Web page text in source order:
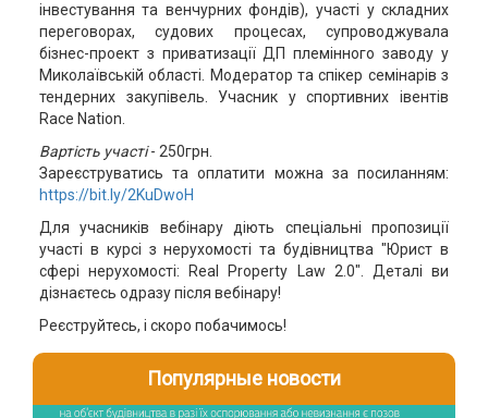
інвестування та венчурних фондів), участі у складних
переговорах, судових процесах, супроводжувала
бізнес-проект з приватизації ДП племінного заводу у
Миколаївській області. Модератор та спікер семінарів з
тендерних закупівель. Учасник у спортивних івентів
Race Nation.
Вартість участі- 250грн.
Зареєструватись та оплатити можна за посиланням:
https://bit.ly/2KuDwoH
Для учасників вебінару діють спеціальні пропозиції
участі в курсі з нерухомості та будівництва "Юрист в
сфері нерухомості: Real Property Law 2.0". Деталі ви
дізнаєтесь одразу після вебінару!
Реєструйтесь, і скоро побачимось!
Популярные новости